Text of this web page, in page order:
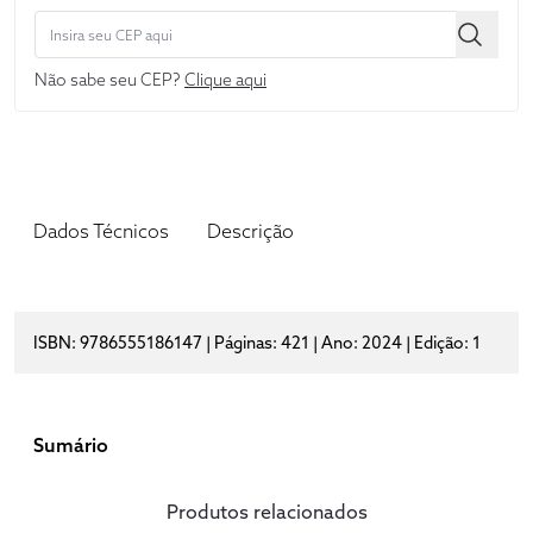
Não sabe seu CEP? Clique aqui
Dados Técnicos Descrição
ISBN: 9786555186147 | Páginas: 421 | Ano: 2024 | Edição: 1
Sumário
Produtos relacionados